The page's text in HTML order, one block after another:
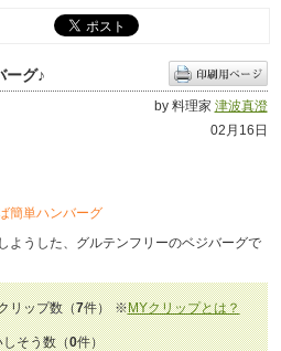
ーグ♪
by 料理家 津波真澄
02月16日
簡単ハンバーグ
ようした、グルテンフリーのベジバーグで
リップ数（7件） ※MYクリップとは？
しそう数（0件）